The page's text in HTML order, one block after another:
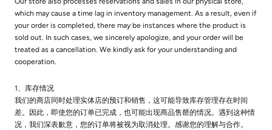
which may cause a time lag in inventory management. As a result, even if
your order is completed, there may be instances where the product is
sold out. In such cases, we sincerely apologize, and your order will be
treated as a cancellation. We kindly ask for your understanding and
cooperation.
1、库存情况
我们的商店同时处理实体店的预订和销售，这可能导致库存管理存在时间
差。因此，即使您的订单已完成，也可能出现商品售罄的情况。遇到这种情
况，我们深表歉意，您的订单将被视为取消处理。感谢您的理解与合作。